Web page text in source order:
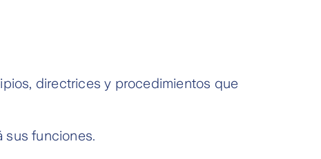
directrices y procedimientos que
sus funciones.